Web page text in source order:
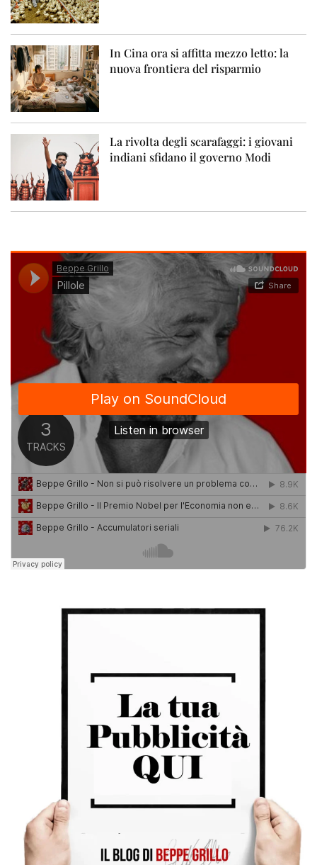
In Cina ora si affitta mezzo letto: la
nuova frontiera del risparmio
La rivolta degli scarafaggi: i giovani
indiani sfidano il governo Modi